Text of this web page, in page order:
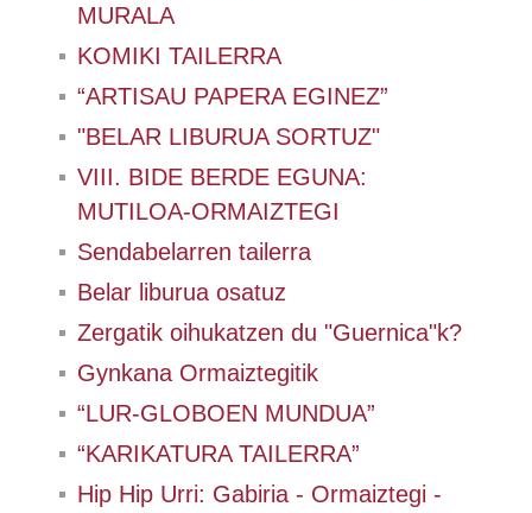
MURALA
KOMIKI TAILERRA
“ARTISAU PAPERA EGINEZ”
"BELAR LIBURUA SORTUZ"
VIII. BIDE BERDE EGUNA:
MUTILOA-ORMAIZTEGI
Sendabelarren tailerra
Belar liburua osatuz
Zergatik oihukatzen du "Guernica"k?
Gynkana Ormaiztegitik
“LUR-GLOBOEN MUNDUA”
“KARIKATURA TAILERRA”
Hip Hip Urri: Gabiria - Ormaiztegi -